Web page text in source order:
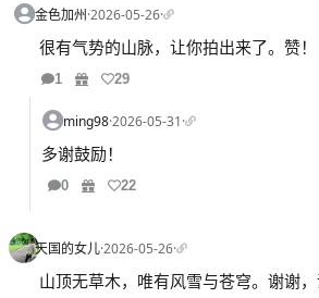
金色加州·2026-05-26·
很有气势的山脉，让你拍出来了。赞！
1 29
ming98·2026-05-31·
多谢鼓励！
0 22
天国的女儿·2026-05-26·
山顶无草木，唯有风雪与苍穹。谢谢，